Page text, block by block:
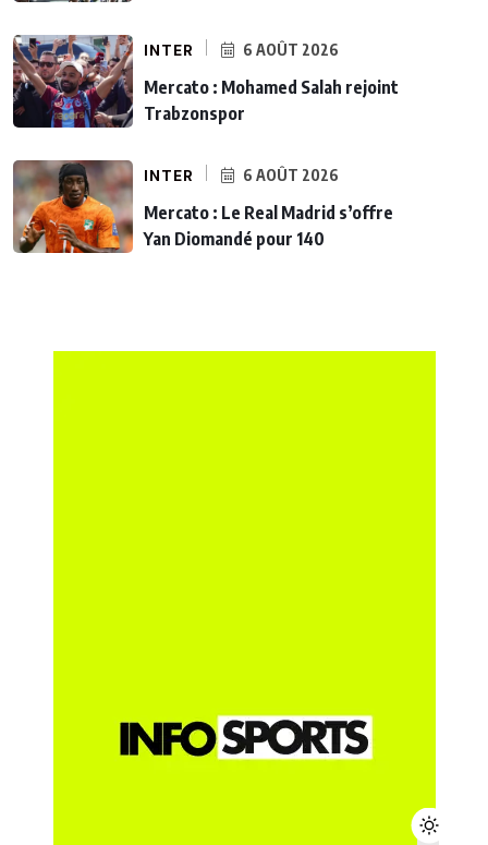
INTER 6 AOÛT 2026
Mercato : Mohamed Salah rejoint
Trabzonspor
INTER 6 AOÛT 2026
Mercato : Le Real Madrid s’offre
Yan Diomandé pour 140